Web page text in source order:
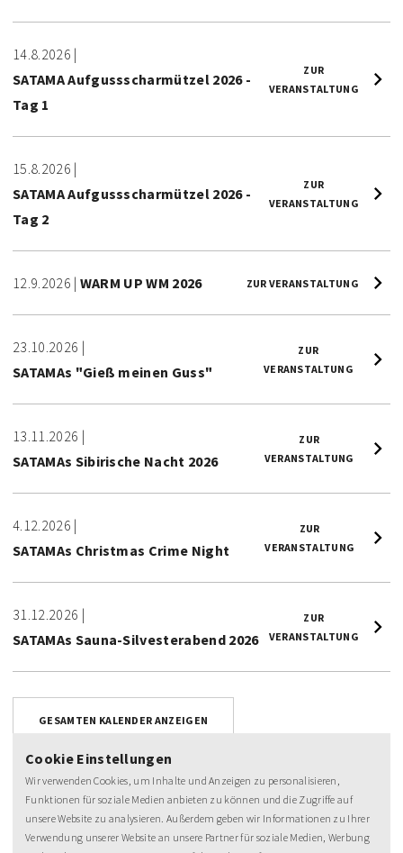
14.8.2026 |
SATAMA Aufgussscharmützel 2026 -
Tag 1
ZUR
VERANSTALTUNG
15.8.2026 |
SATAMA Aufgussscharmützel 2026 -
Tag 2
ZUR
VERANSTALTUNG
12.9.2026 | WARM UP WM 2026 ZUR VERANSTALTUNG
23.10.2026 |
SATAMAs "Gieß meinen Guss"
ZUR
VERANSTALTUNG
13.11.2026 |
SATAMAs Sibirische Nacht 2026
ZUR
VERANSTALTUNG
4.12.2026 |
SATAMAs Christmas Crime Night
ZUR
VERANSTALTUNG
31.12.2026 |
SATAMAs Sauna-Silvesterabend 2026
ZUR
VERANSTALTUNG
GESAMTEN KALENDER ANZEIGEN
Cookie Einstellungen
Wir verwenden Cookies, um Inhalte und Anzeigen zu personalisieren,
Funktionen für soziale Medien anbieten zu können und die Zugriffe auf
unsere Website zu analysieren. Außerdem geben wir Informationen zu Ihrer
Verwendung unserer Website an unsere Partner für soziale Medien, Werbung